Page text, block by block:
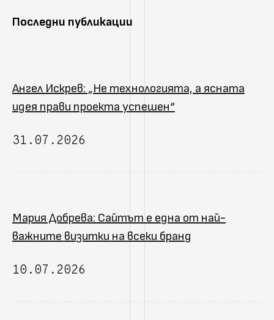
Последни публикации
Ангел Искрев: „Не технологията, а ясната
идея прави проекта успешен“
31.07.2026
Мария Добрева: Сайтът е една от най-
важните визитки на всеки бранд
10.07.2026